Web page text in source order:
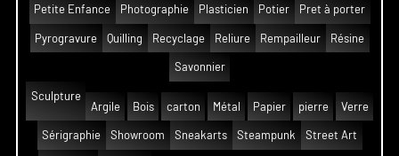
Petite Enfance Photographie Plasticien Potier Pret à porter
Pyrogravure Quilling Recyclage Reliure Rempailleur Résine
Savonnier
Sculpture
Argile
Bois carton Métal Papier pierre Verre
Sérigraphie Showroom Sneakarts Steampunk Street Art